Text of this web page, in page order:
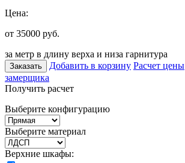
Цена:
от 35000 руб.
за метр в длину верха и низа гарнитура
Заказать Добавить в корзину Расчет цены
замерщика
Получить расчет
Выберите конфигурацию
Выберите материал
Верхние шкафы: